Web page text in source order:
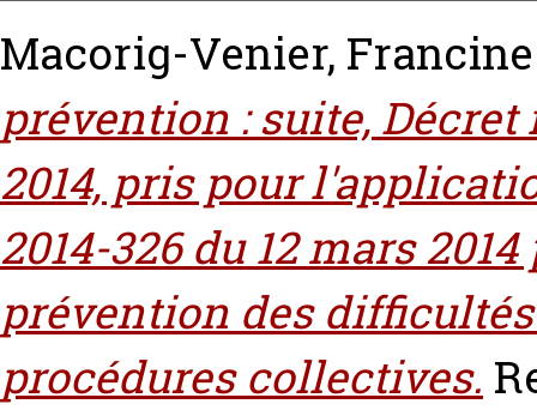
Macorig-Venier, Francine
prévention : suite,
2014, pris pour
2014-326 du 12 mars
prévention des
procédures collectives.